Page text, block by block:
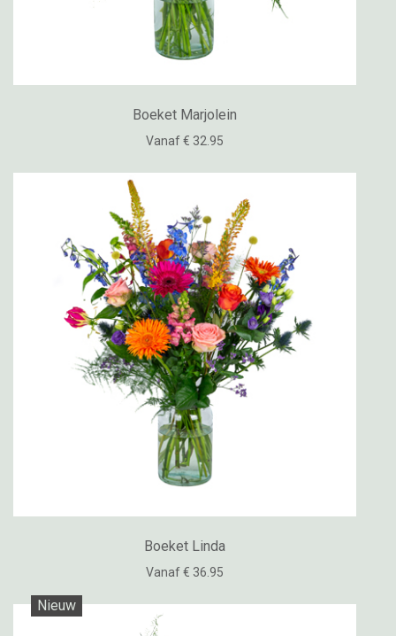
Boeket Marjolein
Vanaf € 32.95
Boeket Linda
Vanaf € 36.95
Nieuw